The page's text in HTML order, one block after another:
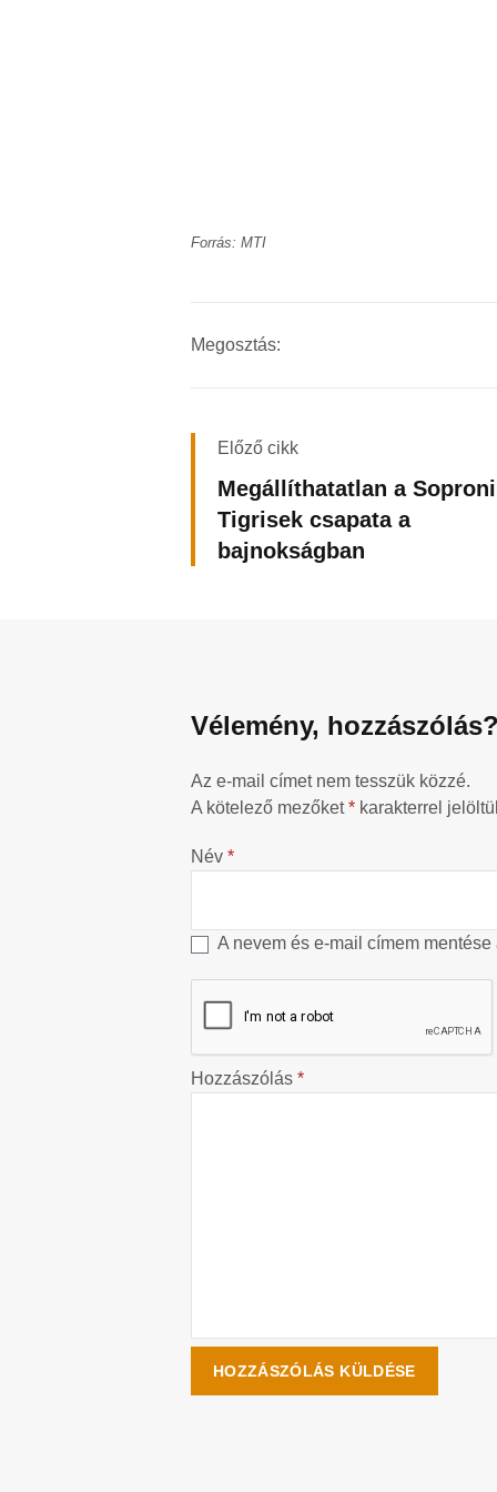
Forrás: MTI
Megosztás:
Előző cikk
Megállíthatatlan a Soproni
Tigrisek csapata a
bajnokságban
Vélemény, hozzászólás?
Az e-mail címet nem tesszük közzé.
A kötelező mezőket* karakterrel
Név *
A nevem és e-mail címem
Hozzászólás *